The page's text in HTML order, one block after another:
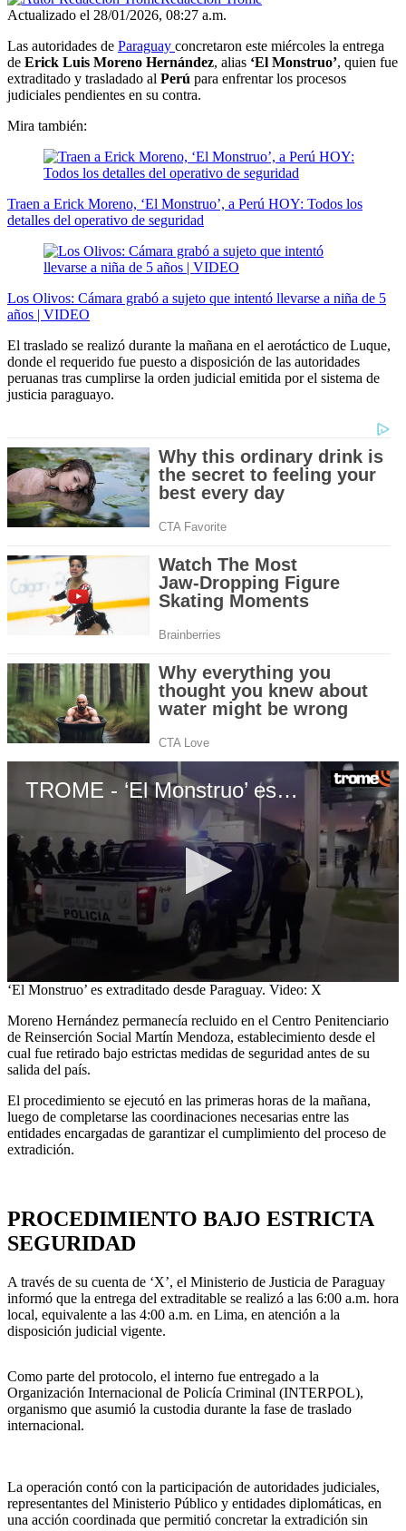
Actualizado el 28/01/2026, 08:27 a.m.
Las autoridades de Paraguay concretaron este miércoles la entrega
de Erick Luis Moreno Hernández, alias ‘El Monstruo’, quien fue
extraditado y trasladado al Perú para enfrentar los procesos
judiciales pendientes en su contra.
Mira también:
Traen a Erick Moreno, ‘El Monstruo’, a Perú HOY: Todos los
detalles del operativo de seguridad
Los Olivos: Cámara grabó a sujeto que intentó llevarse a niña de 5
años | VIDEO
El traslado se realizó durante la mañana en el aerotáctico de Luque,
donde el requerido fue puesto a disposición de las autoridades
peruanas tras cumplirse la orden judicial emitida por el sistema de
justicia paraguayo.
TROME - ‘El Monstruo’ es extraditado desde Paraguay
0
of
13
seconds
‘El Monstruo’ es extraditado desde Paraguay. Video: X
Moreno Hernández permanecía recluido en el Centro Penitenciario
de Reinserción Social Martín Mendoza, establecimiento desde el
cual fue retirado bajo estrictas medidas de seguridad antes de su
salida del país.
El procedimiento se ejecutó en las primeras horas de la mañana,
luego de completarse las coordinaciones necesarias entre las
entidades encargadas de garantizar el cumplimiento del proceso de
extradición.
PROCEDIMIENTO BAJO ESTRICTA
SEGURIDAD
A través de su cuenta de ‘X’, el Ministerio de Justicia de Paraguay
informó que la entrega del extraditable se realizó a las 6:00 a.m. hora
local, equivalente a las 4:00 a.m. en Lima, en atención a la
disposición judicial vigente.
Como parte del protocolo, el interno fue entregado a la
Organización Internacional de Policía Criminal (INTERPOL),
organismo que asumió la custodia durante la fase de traslado
internacional.
La operación contó con la participación de autoridades judiciales,
representantes del Ministerio Público y entidades diplomáticas, en
una acción coordinada que permitió concretar la extradición sin